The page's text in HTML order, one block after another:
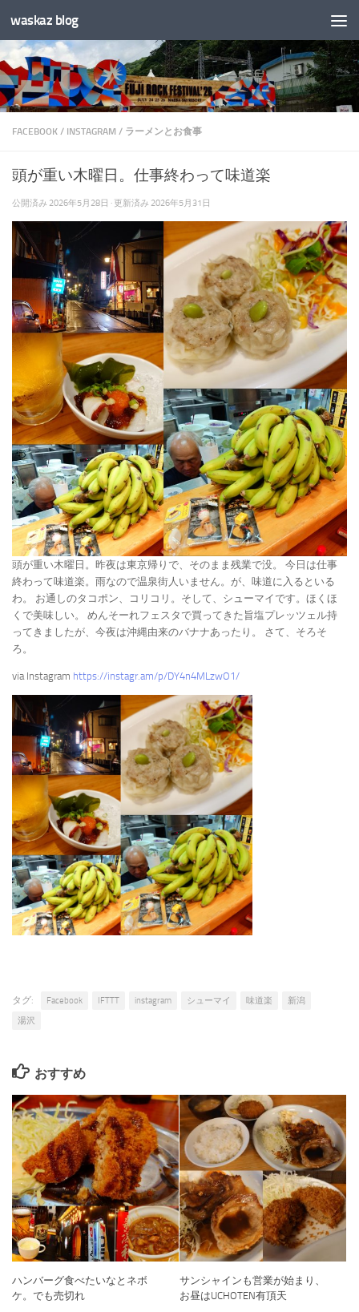
コンテンツへスキップ
waskaz blog
FACEBOOK / INSTAGRAM / ラーメンとお食事
頭が重い木曜日。仕事終わって味道楽
公開済み 2026年5月28日 · 更新済み 2026年5月31日
頭が重い木曜日。昨夜は東京帰りで、そのまま残業で没。 今日は仕事
終わって味道楽。雨なので温泉街人いません。が、味道に入るといる
わ。 お通しのタコポン、コリコリ。そして、シューマイです。ほくほ
くで美味しい。 めんそーれフェスタで買ってきた旨塩プレッツェル持
ってきましたが、今夜は沖縄由来のバナナあったり。 さて、そろそ
ろ。
via Instagram https://instagr.am/p/DY4n4MLzwO1/
タグ: Facebook IFTTT instagram シューマイ 味道楽
新潟
湯沢
おすすめ
ハンバーグ食べたいなとネボ
ケ。でも売切れ
サンシャインも営業が始まり、
お昼はUCHOTEN有頂天